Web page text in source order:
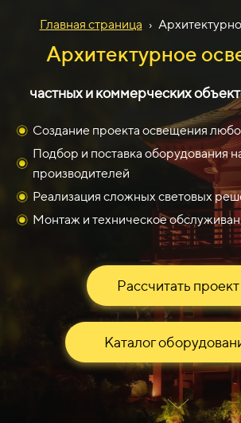
Главная страница ›
Архитектурное
частных и коммерческих
Создание проекта освещения
Подбор и поставка оборудования
производителей
Реализация сложных световых
Монтаж и техническое
Рассчитать проект
Каталог